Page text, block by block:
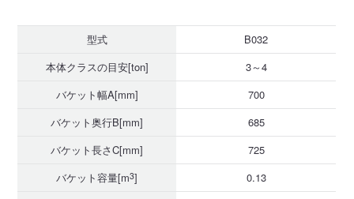
型式
B032
本体クラスの目安[ton]
3～4
バケット幅A[mm]
700
バケット奥行B[mm]
685
バケット長さC[mm]
725
バケット容量[m3]
0.13